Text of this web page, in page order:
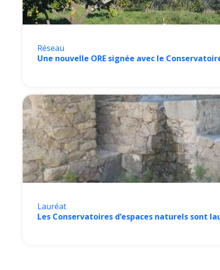
Réseau
Une nouvelle ORE signée avec le
Lauréat
Les Conservatoires d’espaces naturels sont